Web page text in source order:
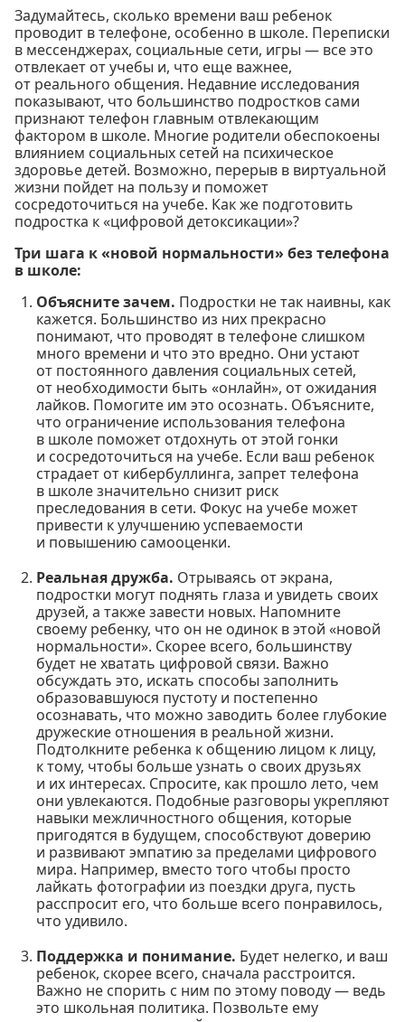
Задумайтесь, сколько времени ваш ребенок
проводит в телефоне, особенно в школе. Переписки
в мессенджерах, социальные сети, игры — все это
отвлекает от учебы и, что еще важнее,
от реального общения. Недавние исследования
показывают, что большинство подростков сами
признают телефон главным отвлекающим
фактором в школе. Многие родители обеспокоены
влиянием социальных сетей на психическое
здоровье детей. Возможно, перерыв в виртуальной
жизни пойдет на пользу и поможет
сосредоточиться на учебе. Как же подготовить
подростка к «цифровой детоксикации»?
Три шага к «новой нормальности» без телефона
в школе:
Объясните зачем. Подростки не так наивны, как
кажется. Большинство из них прекрасно
понимают, что проводят в телефоне слишком
много времени и что это вредно. Они устают
от постоянного давления социальных сетей,
от необходимости быть «онлайн», от ожидания
лайков. Помогите им это осознать. Объясните,
что ограничение использования телефона
в школе поможет отдохнуть от этой гонки
и сосредоточиться на учебе. Если ваш ребенок
страдает от кибербуллинга, запрет телефона
в школе значительно снизит риск
преследования в сети. Фокус на учебе может
привести к улучшению успеваемости
и повышению самооценки.
Реальная дружба. Отрываясь от экрана,
подростки могут поднять глаза и увидеть своих
друзей, а также завести новых. Напомните
своему ребенку, что он не одинок в этой «новой
нормальности». Скорее всего, большинству
будет не хватать цифровой связи. Важно
обсуждать это, искать способы заполнить
образовавшуюся пустоту и постепенно
осознавать, что можно заводить более глубокие
дружеские отношения в реальной жизни.
Подтолкните ребенка к общению лицом к лицу,
к тому, чтобы больше узнать о своих друзьях
и их интересах. Спросите, как прошло лето, чем
они увлекаются. Подобные разговоры укрепляют
навыки межличностного общения, которые
пригодятся в будущем, способствуют доверию
и развивают эмпатию за пределами цифрового
мира. Например, вместо того чтобы просто
лайкать фотографии из поездки друга, пусть
расспросит его, что больше всего понравилось,
что удивило.
Поддержка и понимание. Будет нелегко, и ваш
ребенок, скорее всего, сначала расстроится.
Важно не спорить с ним по этому поводу — ведь
это школьная политика. Позвольте ему